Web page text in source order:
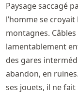
Paysage saccagé
l’homme se
montagnes.
lamentablement
des gares
abandon, en
ses jouets, il ne